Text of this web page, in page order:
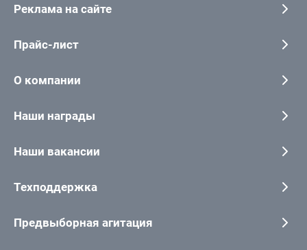
Реклама на сайте
Прайс-лист
О компании
Наши награды
Наши вакансии
Техподдержка
Предвыборная агитация